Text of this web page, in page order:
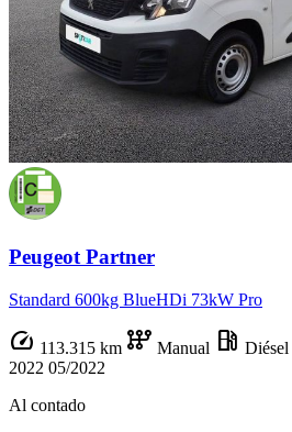
Peugeot Partner
Standard 600kg BlueHDi 73kW Pro
speed 113.315 km auto_transmission Manual local_gas_station Diésel
2022 05/2022
Al contado